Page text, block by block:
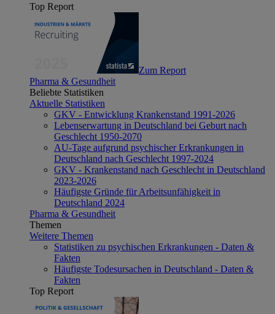
Top Report
Zum Report
Pharma & Gesundheit
Beliebte Statistiken
Aktuelle Statistiken
GKV - Entwicklung Krankenstand 1991-2026
Lebenserwartung in Deutschland bei Geburt nach
Geschlecht 1950-2070
AU-Tage aufgrund psychischer Erkrankungen in
Deutschland nach Geschlecht 1997-2024
GKV - Krankenstand nach Geschlecht in Deutschland
2023-2026
Häufigste Gründe für Arbeitsunfähigkeit in
Deutschland 2024
Pharma & Gesundheit
Themen
Weitere Themen
Statistiken zu psychischen Erkrankungen - Daten &
Fakten
Häufigste Todesursachen in Deutschland - Daten &
Fakten
Top Report